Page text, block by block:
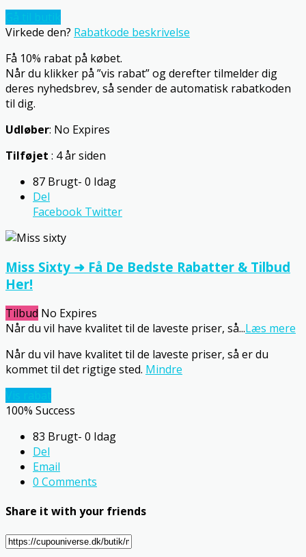
Virkede den? Rabatkode beskrivelse
Få 10% rabat på købet.
Når du klikker på ”vis rabat” og derefter tilmelder dig
deres nyhedsbrev, så sender de automatisk rabatkoden
til dig.
Udløber: No Expires
Tilføjet : 4 år siden
87 Brugt- 0 Idag
Del
Facebook Twitter
Miss Sixty ➜ Få De Bedste Rabatter & Tilbud
Her!
Tilbud No Expires
Når du vil have kvalitet til de laveste priser, så...Læs mere
Når du vil have kvalitet til de laveste priser, så er du
kommet til det rigtige sted. Mindre
100% Success
83 Brugt- 0 Idag
Del
Email
0 Comments
Share it with your friends